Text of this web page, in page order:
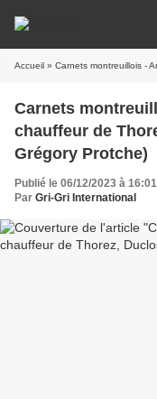
Accueil » Carnets montreuillois - Armand
Carnets
chauffeur de
Grégory Protche)
Publié le 06/12/2023 à 16:01
Par Gri-Gri International